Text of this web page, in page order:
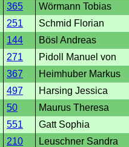
365
Wörmann Tobias
251
Schmid Florian
144
Bösl Andreas
271
Pidoll Manuel von
367
Heimhuber Markus
497
Harsing Jessica
50
Maurus Theresa
551
Gatt Sophia
210
Leuschner Sandra